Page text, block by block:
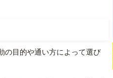
の目的や通い方によって選び